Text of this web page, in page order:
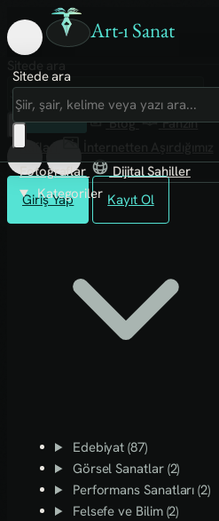
Art-ı Sanat
Giriş Yap Kayıt Ol
Sitede ara
Art-ı Sosyal
İmece
Kütüphane
Blog
Fanzin
Rafları
Fotoğraflar
Dijital Sahiller
Kategoriler
Edebiyat (87)
Görsel Sanatlar (2)
Performans Sanatları (2)
Felsefe ve Bilim (2)